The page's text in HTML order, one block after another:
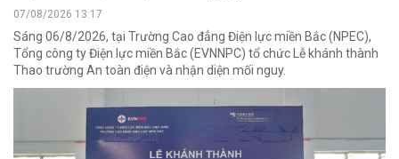
07/08/2026 13:17
Sáng 06/8/2026, tại Trường Cao đẳng Điện lực miền Bắc (NPEC),
Tổng công ty Điện lực miền Bắc (EVNNPC) tổ chức Lễ khánh thành
Thao trường An toàn điện và nhận diện mối nguy.